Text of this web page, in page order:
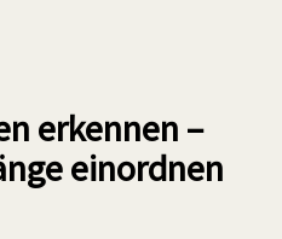
erkennen –
einordnen